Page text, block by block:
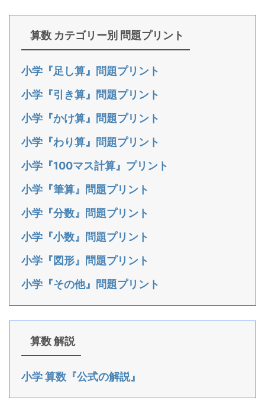
算数 カテゴリー別 問題プリント
小学『足し算』問題プリント
小学『引き算』問題プリント
小学『かけ算』問題プリント
小学『わり算』問題プリント
小学『100マス計算』プリント
小学『筆算』問題プリント
小学『分数』問題プリント
小学『小数』問題プリント
小学『図形』問題プリント
小学『その他』問題プリント
算数 解説
小学 算数『公式の解説』